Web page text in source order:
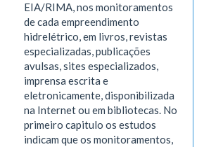
EIA/RIMA, nos monitoramentos
de cada empreendimento
hidrelétrico, em livros, revistas
especializadas, publicações
avulsas, sites especializados,
imprensa escrita e
eletronicamente, disponibilizada
na Internet ou em bibliotecas. No
primeiro capitulo os estudos
indicam que os monitoramentos,